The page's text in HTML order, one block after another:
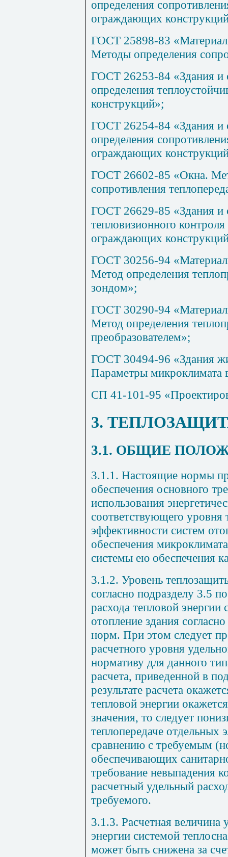
определения
ограждающих
ГОСТ 25898-83
Методы определения
ГОСТ 26253-84 «Здания
определения
конструкций»;
ГОСТ 26254-84 «Здания
определения
ограждающих
ГОСТ 26602-85 «Окна.
сопротивления
ГОСТ 26629-85 «Здания и
тепловизионного
ограждающих
ГОСТ 30256-94
Метод определения
зондом»;
ГОСТ 30290-94
Метод определения
преобразователем»;
ГОСТ 30494-96 «Здания
Параметры микроклимата
СП 41-101-95
3.
3.1. ОБЩИЕ
3.1.1. Настоящие нормы
обеспечения основного
использования
соответствующего
эффективности систем
обеспечения
системы ею обеспечения
3.1.2. Уровень
согласно подразделу 3.5
расхода тепловой
отопление здания
норм. При этом следует
расчетного уровня
нормативу для данного
расчета, приведенной в
результате расчета
тепловой энергии
значения, то следует
теплопередаче отдельных
сравнению с требуемым
обеспечивающих
требование невыпадения
расчетный удельный
требуемого.
3.1.3. Расчетная величина
энергии системой
может быть снижена за